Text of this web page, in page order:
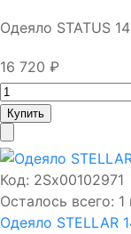
Одеяло STATUS
16 720 ₽
Код: 2Sх00102971
Осталось всего: 1
Одеяло STELLAR